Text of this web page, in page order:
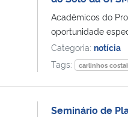
Acadêmicos do
oportunidade
Categoria: notícia
Tags:
carlinhos
Seminário de